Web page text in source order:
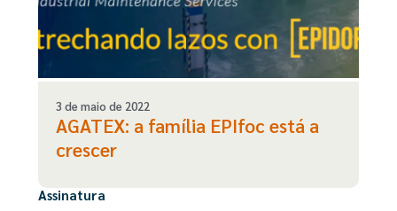
Assinatura
3 de maio de 2022
AGATEX: a família EPIfoc está a
crescer